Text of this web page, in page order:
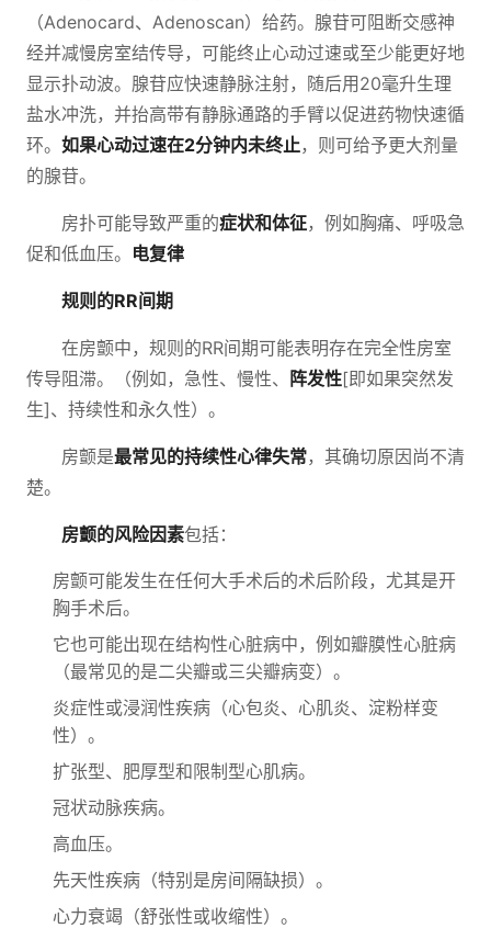
（Adenocard、Adenoscan）给药。腺苷可阻断交感神
经并减慢房室结传导，可能终止心动过速或至少能更好地
显示扑动波。腺苷应快速静脉注射，随后用20毫升生理
盐水冲洗，并抬高带有静脉通路的手臂以促进药物快速循
环。 如果心动过速在2分钟内未终止，则可给予更大剂量
的腺苷。
房扑可能导致严重的症状和体征，例如胸痛、呼吸急
促和低血压。 电复律
规则的RR间期
在房颤中，规则的RR间期可能表明存在完全性房室
传导阻滞。（例如，急性、慢性、
阵发性[即如果突然发
生]、持续性和永久性）。
房颤是最常见的持续性心律失常，其确切原因尚不清
楚。
房颤的风险因素包括：
房颤可能发生在任何大手术后的术后阶段，尤其是开
胸手术后。
它也可能出现在结构性心脏病中，例如瓣膜性心脏病
（最常见的是二尖瓣或三尖瓣病变）。
炎症性或浸润性疾病（心包炎、心肌炎、淀粉样变
性）。
扩张型、肥厚型和限制型心肌病。
冠状动脉疾病。
高血压。
先天性疾病（特别是房间隔缺损）。
心力衰竭（舒张性或收缩性）。